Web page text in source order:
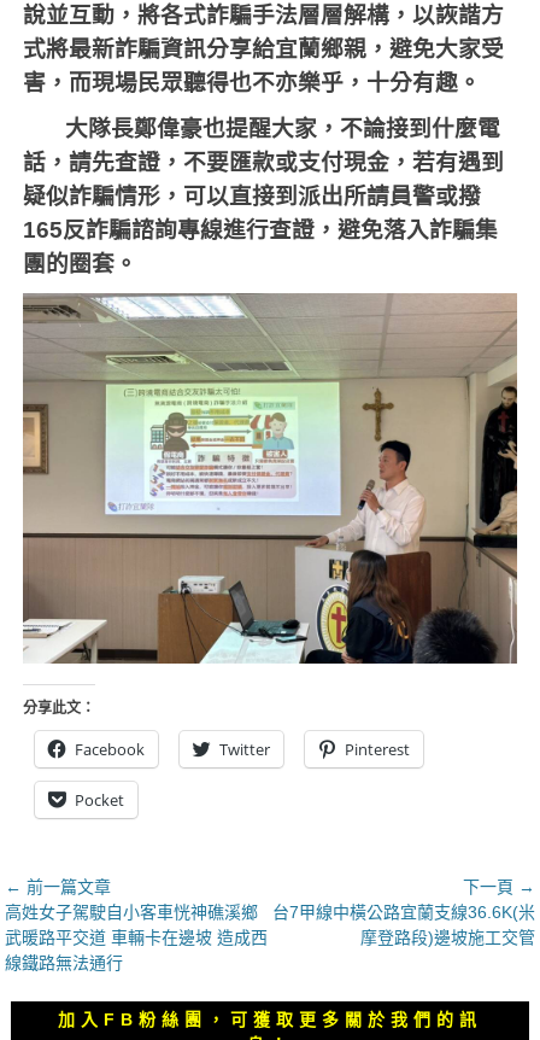
說並互動，將各式詐騙手法層層解構，以詼諧方
式將最新詐騙資訊分享給宜蘭鄉親，避免大家受
害，而現場民眾聽得也不亦樂乎，十分有趣。
大隊長鄭偉豪也提醒大家，不論接到什麼電
話，請先查證，不要匯款或支付現金，若有遇到
疑似詐騙情形，可以直接到派出所請員警或撥
165反詐騙諮詢專線進行查證，避免落入詐騙集
團的圈套。
分享此文：
Facebook Twitter Pinterest
Pocket
文
章
導
覽
← 前一篇文章
上
一
篇
高姓女子駕駛自小客車恍神礁溪鄉
武暖路平交道 車輛卡在邊坡 造成西
線鐵路無法通行
下一頁 →
下
章：
台7甲線中橫公路宜蘭支線36.6K(米
摩登路段)邊坡施工交管
加入FB粉絲團，可獲取更多關於我們的訊